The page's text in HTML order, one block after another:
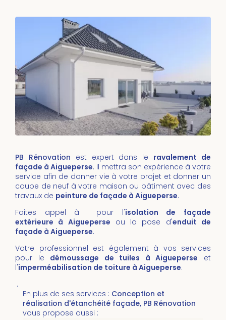
PB Rénovation est expert dans le ravalement de
façade à Aigueperse. Il mettra son expérience à votre
service afin de donner vie à votre projet et donner un
coupe de neuf à votre maison ou bâtiment avec des
travaux de peinture de façade à Aigueperse.
Faites appel à pour l'isolation de façade
extérieure à Aigueperse ou la pose d'enduit de
façade à Aigueperse.
Votre professionnel est également à vos services
pour le démoussage de tuiles à Aigueperse et
l'imperméabilisation de toiture à Aigueperse.
.
En plus de ses services : Conception et
réalisation d'étanchéité façade, PB Rénovation
vous propose aussi :